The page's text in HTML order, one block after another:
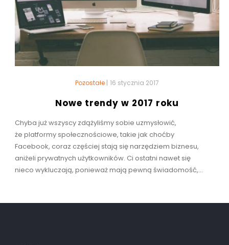
Pozostałe| 16 stycznia 2017
Nowe trendy w 2017 roku
Chyba już wszyscy zdążyliśmy sobie uzmysłowić,
że platformy społecznościowe, takie jak choćby
Facebook, coraz częściej stają się narzędziem biznesu,
aniżeli prywatnych użytkowników. Ci ostatni nawet się
nieco wykluczają, ponieważ mają pewną świadomość,...